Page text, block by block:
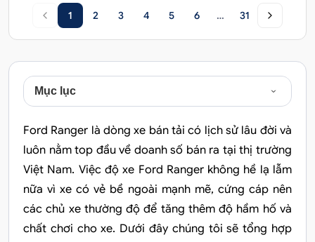
1 2 3 4 5 6 … 31
Mục lục
Ford Ranger là dòng xe bán tải có lịch sử lâu đời và
luôn nằm top đầu về doanh số bán ra tại thị trường
Việt Nam. Việc độ xe Ford Rangerkhông hề lạ lẫm
nữa vì xe có vẻ bề ngoài mạnh mẽ, cứng cáp nên
các chủ xe thường độ để tăng thêm độ hầm hố và
chất chơi cho xe. Dưới đây chúng tôi sẽ tổng hợp